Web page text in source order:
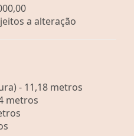
a alteração
- 11,18 metros
metros